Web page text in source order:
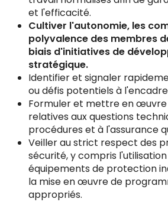
et l'efficacité.
Cultiver l'autonomie, les
polyvalence des membres
biais d'initiatives de
stratégique.
Identifier et signaler
ou défis potentiels à
Formuler et mettre en œuvre
relatives aux questions
procédures et à l'assurance
Veiller au strict respect des
sécurité, y compris
équipements de protection
la mise en œuvre de
appropriés.